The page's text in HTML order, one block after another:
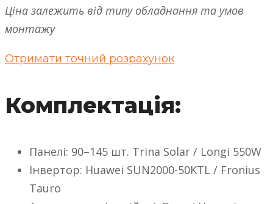
Ціна залежить від типу обладнання та умов
монтажу
Отримати точний розрахунок
Комплектація:
Панелі: 90–145 шт. Trina Solar / Longi 550W
Інвертор: Huawei SUN2000-50KTL / Fronius
Tauro